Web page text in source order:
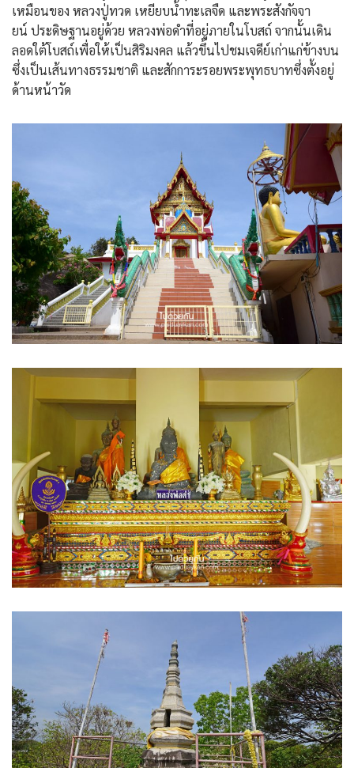
เหมือนของ หลวงปู่ทวด เหยียบน้ำทะเลจืด และพระสังกัจจา
ยน์ ประดิษฐานอยู่ด้วย หลวงพ่อดำที่อยู่ภายในโบสถ์ จากนั้นเดิน
ลอดใต้โบสถ์เพื่อให้เป็นสิริมงคล แล้วขึ้นไปชมเจดีย์เก่าแก่ข้างบน
ซึ่งเป็นเส้นทางธรรมชาติ และสักการะรอยพระพุทธบาทซึ่งตั้งอยู่
ด้านหน้าวัด